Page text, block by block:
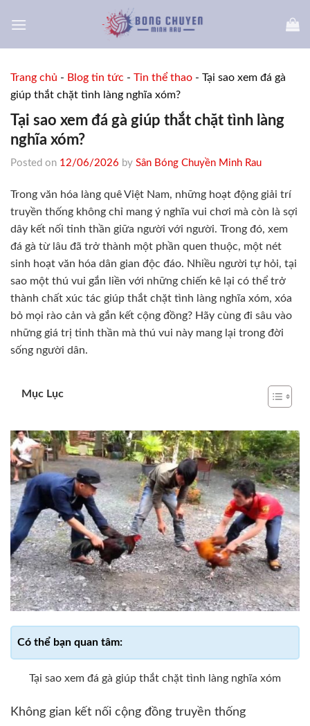
Trang chủ - Blog tin tức - Tin thể thao - Tại sao xem đá gà
giúp thắt chặt tình làng nghĩa xóm?
Tại sao xem đá gà giúp thắt chặt tình làng
nghĩa xóm?
Posted on 12/06/2026 by Sân Bóng Chuyền Minh Rau
Trong văn hóa làng quê Việt Nam, những hoạt động giải trí
truyền thống không chỉ mang ý nghĩa vui chơi mà còn là sợi
dây kết nối tinh thần giữa người với người. Trong đó, xem
đá gà từ lâu đã trở thành một phần quen thuộc, một nét
sinh hoạt văn hóa dân gian độc đáo. Nhiều người tự hỏi, tại
sao một thú vui gắn liền với những chiến kê lại có thể trở
thành chất xúc tác giúp thắt chặt tình làng nghĩa xóm, xóa
bỏ mọi rào cản và gắn kết cộng đồng? Hãy cùng đi sâu vào
những giá trị tinh thần mà thú vui này mang lại trong đời
sống người dân.
Mục Lục
Tại sao xem đá gà giúp thắt chặt tình làng nghĩa xóm
Không gian kết nối cộng đồng truyền thống